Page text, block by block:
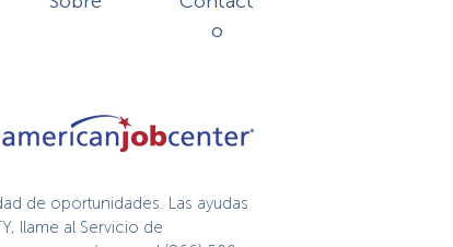
o
de oportunidades. Las ayudas
llame al Servicio de